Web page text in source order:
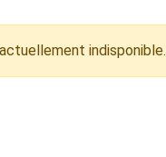
indisponible.